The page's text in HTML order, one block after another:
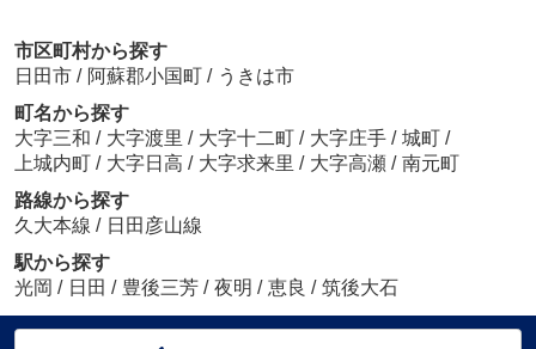
市区町村から探す
日田市 / 阿蘇郡小国町 / うきは市
町名から探す
大字三和 / 大字渡里 / 大字十二町 / 大字庄手 / 城町 /
上城内町 / 大字日高 / 大字求来里 / 大字高瀬 / 南元町
路線から探す
久大本線 / 日田彦山線
駅から探す
光岡 / 日田 / 豊後三芳 / 夜明 / 恵良 / 筑後大石